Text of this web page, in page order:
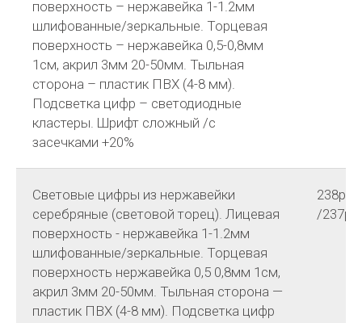
поверхность – нержавейка 1-1.2мм
шлифованные/зеркальные. Торцевая
поверхность – нержавейка 0,5-0,8мм
1см, акрил 3мм 20-50мм. Тыльная
сторона – пластик ПВХ (4-8 мм).
Подсветка цифр – светодиодные
кластеры. Шрифт сложный /с
засечками +20%
Световые цифры из нержавейки
серебряные (световой торец). Лицевая
поверхность - нержавейка 1-1.2мм
шлифованные/зеркальные. Торцевая
поверхность нержавейка 0,5 0,8мм 1см,
акрил 3мм 20-50мм. Тыльная сторона —
пластик ПВХ (4-8 мм). Подсветка цифр
238р
/237р